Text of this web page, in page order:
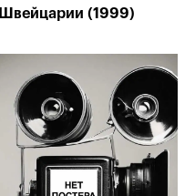
Швейцарии (1999)